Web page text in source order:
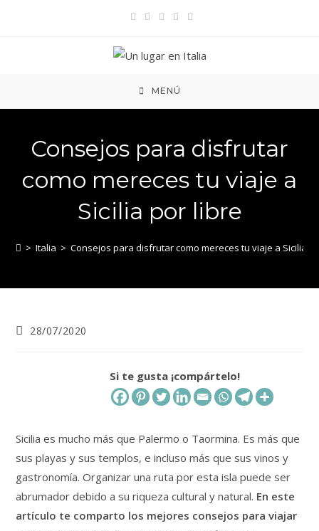
MENÚ
Consejos para disfrutar
como mereces tu viaje a
Sicilia por libre
> Italia > Consejos para disfrutar como mereces tu viaje a Sicilia
Publicación
28/07/2020
Si te gusta ¡compártelo!
Sicilia es mucho más que Palermo o Taormina. Es más que
sus playas y sus templos, e incluso más que sus vinos y
gastronomía. Organizar una ruta por esta isla puede ser
abrumador debido a su riqueza cultural y natural. En este
artículo te comparto los mejores consejos para viajar